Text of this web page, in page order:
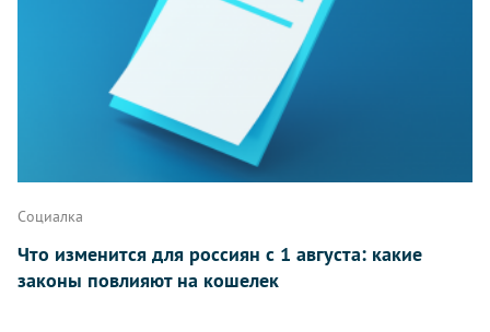
Написать
Социалка
Что изменится для россиян с 1 августа: какие
законы повлияют на кошелек